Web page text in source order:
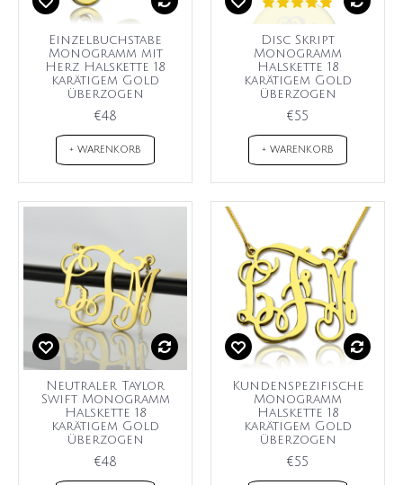
Einzelbuchstabe
Monogramm mit
Herz Halskette 18
karätigem Gold
überzogen
€48
+ WARENKORB
Disc Skript
Monogramm
Halskette 18
karätigem Gold
überzogen
€55
+ WARENKORB
Neutraler Taylor
Swift Monogramm
Halskette 18
karätigem Gold
überzogen
€48
Kundenspezifische
Monogramm
Halskette 18
karätigem Gold
überzogen
€55